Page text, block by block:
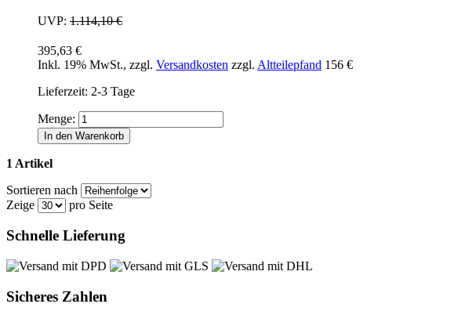
UVP: 1.114,10 €
395,63 €
Inkl. 19% MwSt., zzgl. Versandkosten zzgl. Altteilepfand 156 €
Lieferzeit: 2-3 Tage
Menge:
In den Warenkorb
1 Artikel
Sortieren nach
Zeige
pro Seite
Schnelle Lieferung
Sicheres Zahlen